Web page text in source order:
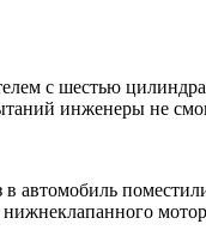
с шестью
инженеры не